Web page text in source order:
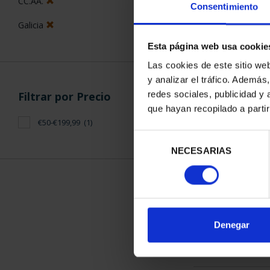
Consentimiento
Esta página web usa
Las cookies de este sitio
y analizar el tráfico.
redes sociales, publicidad y
que hayan recopilado a
consentimiento
NECESARIAS
Denegar
Galicia
Filtrar por Precio
€50-€199,99 (1)
CIUDADES
ORDENAR POR: